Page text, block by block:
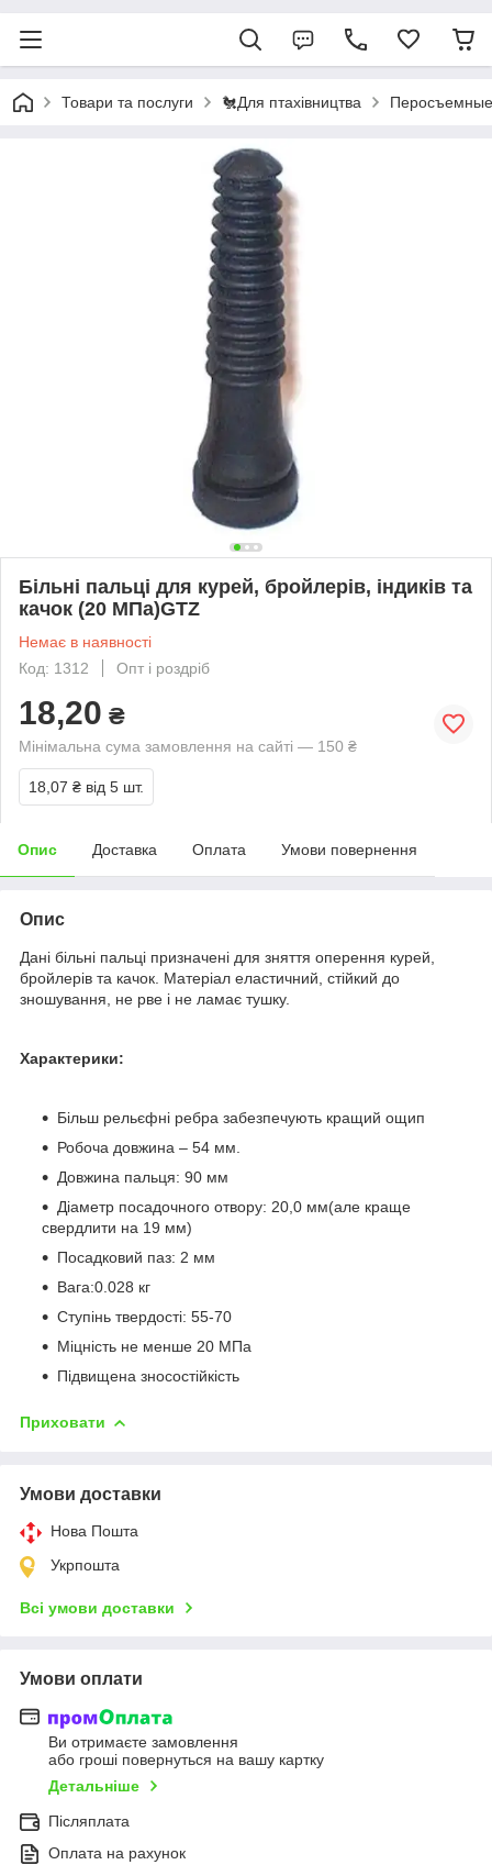
Товари та послуги 🐔Для птахівництва
Більні пальці для курей, бройлерів, індиків та
качок (20 МПа)GTZ
Немає в наявності
Код: 1312
Опт і роздріб
18,20 ₴
Мінімальна сума замовлення на сайті — 150 ₴
18,07 ₴ від 5 шт.
Опис Доставка Оплата Умови повернення
Опис
Дані більні пальці призначені для зняття оперення курей,
бройлерів та качок. Матеріал еластичний, стійкий до
зношування, не рве і не ламає тушку.
Характерики:
Більш рельєфні ребра забезпечують кращий ощип
Робоча довжина – 54 мм.
Довжина пальця: 90 мм
Діаметр посадочного отвору: 20,0 мм(але краще
свердлити на 19 мм)
Посадковий паз: 2 мм
Вага:0.028 кг
Ступінь твердості: 55-70
Міцність не менше 20 МПа
Підвищена зносостійкість
Приховати
Умови доставки
Нова Пошта
Укрпошта
Всі умови доставки
Умови оплати
Ви отримаєте замовлення
або гроші повернуться на вашу картку
Детальніше
Післяплата
Оплата на рахунок